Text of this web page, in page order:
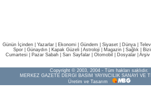
Günün İçinden Yazarlar Ekonomi Gündem Siyaset Dünya |
Spor
Günaydın Kapak Güzeli Astroloji Magazin Sağlık
Cumartesi
Pazar Sabah Sarı Sayfalar Otomobil Dosyalar Arşiv
Copyright © 2003, 2004 - Tüm hakları saklıdır.
MERKEZ GAZETE DERGİ BASIM YAYINCILIK SANAYİ VE
Üretim ve Tasarım